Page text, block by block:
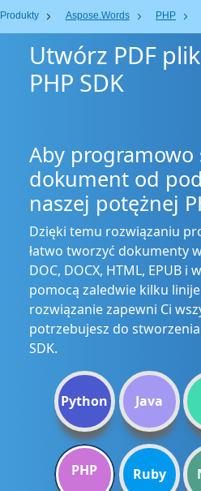
Produkty Aspose.Words PHP
Utwórz PDF
PHP SDK
Aby programowo
dokument od
naszej potężnej
Dzięki temu rozwiązaniu
łatwo tworzyć dokumenty
DOC, DOCX, HTML, EPUB i
pomocą zaledwie kilku
rozwiązanie zapewni Ci
potrzebujesz do
SDK.
Python Java
PHP Ruby